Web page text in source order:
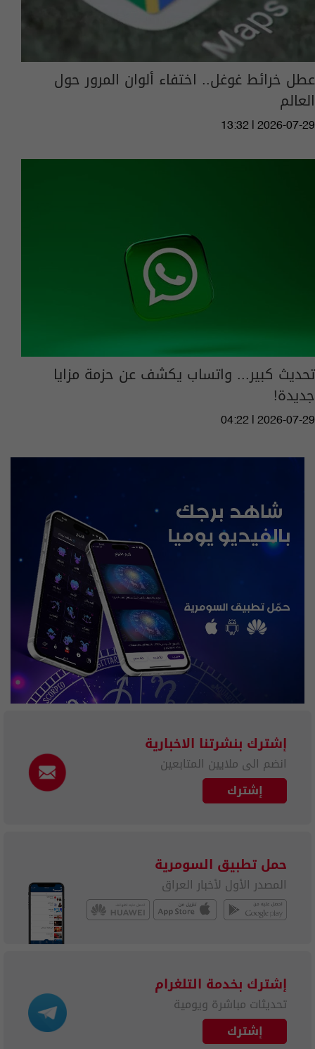
عطل خرائط غوغل.. اختفاء ألوان المرور حول
العالم
13:32 | 2026-07-29
تحديث كبير... واتساب يكشف عن حزمة مزايا
جديدة!
04:22 | 2026-07-29
إشترك بنشرتنا الاخبارية
انضم الى ملايين المتابعين
إشترك
حمل تطبيق السومرية
المصدر الأول لأخبار العراق
إشترك بخدمة التلغرام
تحديثات مباشرة ويومية
إشترك